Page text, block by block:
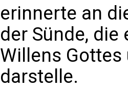
erinnerte an
der Sünde, die
Willens Gottes
darstelle.